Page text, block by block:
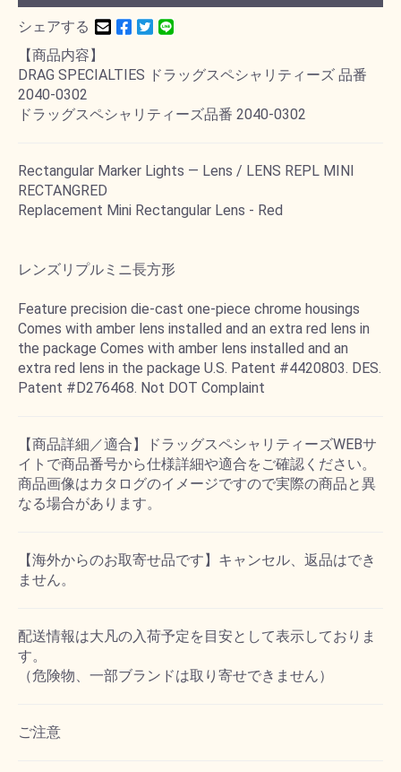
シェアする
【商品内容】
DRAG SPECIALTIES ドラッグスペシャリティーズ 品番
2040-0302
ドラッグスペシャリティーズ品番 2040-0302
Rectangular Marker Lights ― Lens / LENS REPL MINI
RECTANGRED
Replacement Mini Rectangular Lens - Red
レンズリプルミニ長方形
Feature precision die-cast one-piece chrome housings
Comes with amber lens installed and an extra red lens in
the package Comes with amber lens installed and an
extra red lens in the package U.S. Patent #4420803. DES.
Patent #D276468. Not DOT Complaint
【商品詳細／適合】ドラッグスペシャリティーズWEBサ
イトで商品番号から仕様詳細や適合をご確認ください。
商品画像はカタログのイメージですので実際の商品と異
なる場合があります。
【海外からのお取寄せ品です】キャンセル、返品はでき
ません。
配送情報は大凡の入荷予定を目安として表示しておりま
す。
（危険物、一部ブランドは取り寄せできません）
ご注意